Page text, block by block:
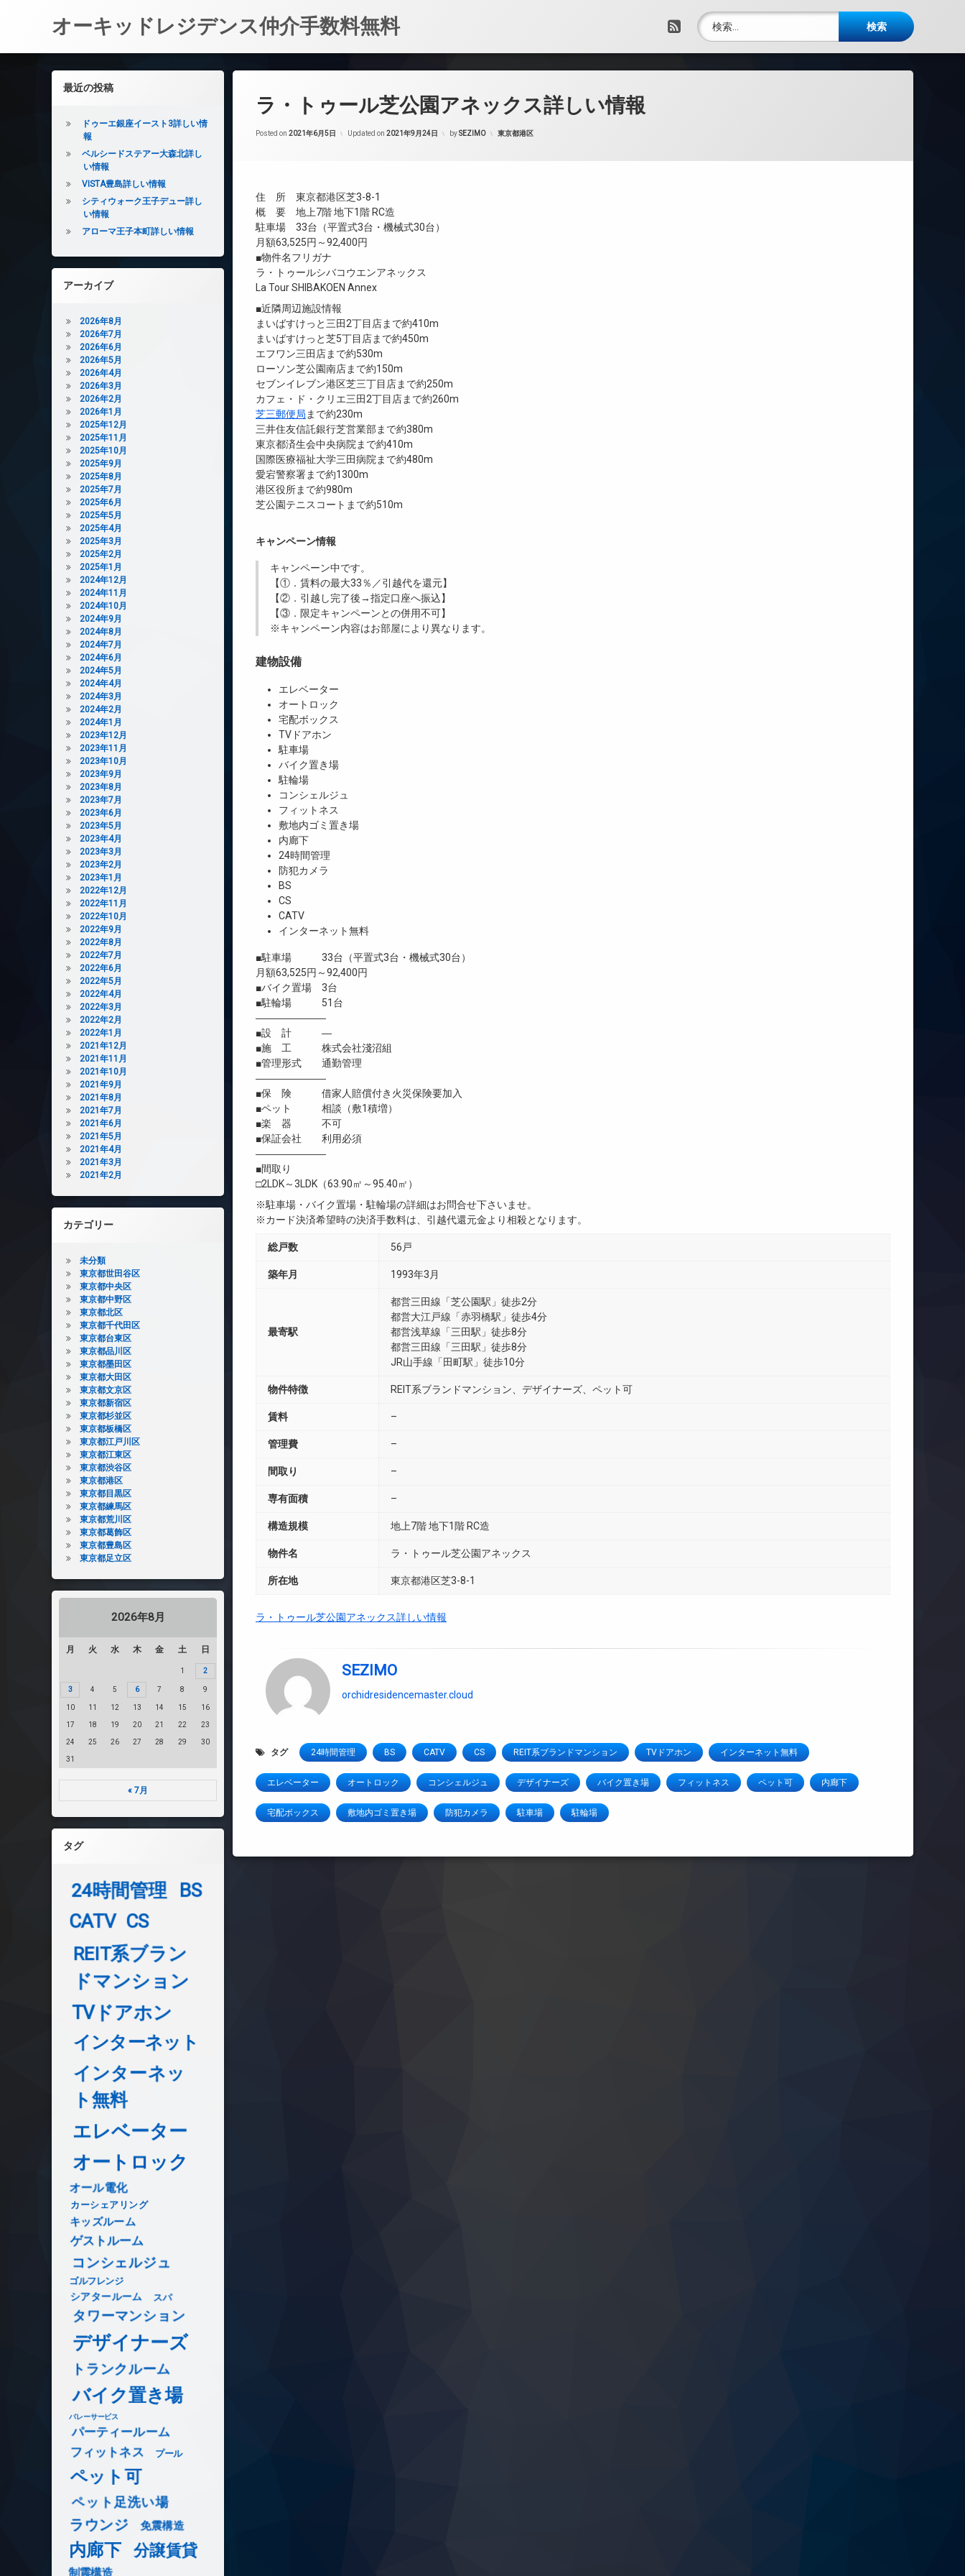
オーキッドレジデンス仲介手数料無料 RSS
検索:
ラ・トゥール芝公園アネックス詳しい情報
Posted on 2021年6月5日 Updated on 2021年9月24日 bySEZIMO カテゴリー:
東京都港区
住 所 東京都港区芝3-8-1
概 要 地上7階 地下1階 RC造
駐車場 33台（平置式3台・機械式30台）
月額63,525円～92,400円
■物件名フリガナ
ラ・トゥールシバコウエンアネックス
La Tour SHIBAKOEN Annex
■近隣周辺施設情報
まいばすけっと三田2丁目店まで約410m
まいばすけっと芝5丁目店まで約450m
エフワン三田店まで約530m
ローソン芝公園南店まで約150m
セブンイレブン港区芝三丁目店まで約250m
カフェ・ド・クリエ三田2丁目店まで約260m
芝三郵便局 まで約230m
三井住友信託銀行芝営業部まで約380m
東京都済生会中央病院まで約410m
国際医療福祉大学三田病院まで約480m
愛宕警察署まで約1300m
港区役所まで約980m
芝公園テニスコートまで約510m
キャンペーン情報
キャンペーン中です。
【①．賃料の最大33％／引越代を還元】
【②．引越し完了後→指定口座へ振込】
【③．限定キャンペーンとの併用不可】
※キャンペーン内容はお部屋により異なります。
建物設備
エレベーター
オートロック
宅配ボックス
TVドアホン
駐車場
バイク置き場
駐輪場
コンシェルジュ
フィットネス
敷地内ゴミ置き場
内廊下
24時間管理
防犯カメラ
BS
CS
CATV
インターネット無料
■駐車場 33台（平置式3台・機械式30台）
月額63,525円～92,400円
■バイク置場 3台
■駐輪場 51台
―――――――
■設 計 ―
■施 工 株式会社淺沼組
■管理形式 通勤管理
―――――――
■保 険 借家人賠償付き火災保険要加入
■ペット 相談（敷1積増）
■楽 器 不可
■保証会社 利用必須
―――――――
■間取り
□2LDK～3LDK（63.90㎡～95.40㎡）
※駐車場・バイク置場・駐輪場の詳細はお問合せ下さいませ。
※カード決済希望時の決済手数料は、引越代還元金より相殺となります。
総戸数 56戸
築年月 1993年3月
最寄駅
都営三田線「芝公園駅」徒歩2分
都営大江戸線「赤羽橋駅」徒歩4分
都営浅草線「三田駅」徒歩8分
都営三田線「三田駅」徒歩8分
JR山手線「田町駅」徒歩10分
物件特徴 REIT系ブランドマンション、デザイナーズ、ペット可
賃料 –
管理費 –
間取り –
専有面積 –
構造規模 地上7階 地下1階 RC造
物件名 ラ・トゥール芝公園アネックス
所在地 東京都港区芝3-8-1
ラ・トゥール芝公園アネックス詳しい情報
SEZIMO
orchidresidencemaster.cloud
タグ 24時間管理 BS CATV CS REIT系ブランドマンション TVドアホン インターネット無料
エレベーター オートロック コンシェルジュ デザイナーズ バイク置き場 フィットネス ペット可 内廊下
宅配ボックス 敷地内ゴミ置き場 防犯カメラ 駐車場 駐輪場
左サイドバー
最近の投稿
ドゥーエ銀座イースト3詳しい情
報
ベルシードステアー大森北詳し
い情報
VISTA豊島詳しい情報
シティウォーク王子デュー詳し
い情報
アローマ王子本町詳しい情報
アーカイブ
2026年8月
2026年7月
2026年6月
2026年5月
2026年4月
2026年3月
2026年2月
2026年1月
2025年12月
2025年11月
2025年10月
2025年9月
2025年8月
2025年7月
2025年6月
2025年5月
2025年4月
2025年3月
2025年2月
2025年1月
2024年12月
2024年11月
2024年10月
2024年9月
2024年8月
2024年7月
2024年6月
2024年5月
2024年4月
2024年3月
2024年2月
2024年1月
2023年12月
2023年11月
2023年10月
2023年9月
2023年8月
2023年7月
2023年6月
2023年5月
2023年4月
2023年3月
2023年2月
2023年1月
2022年12月
2022年11月
2022年10月
2022年9月
2022年8月
2022年7月
2022年6月
2022年5月
2022年4月
2022年3月
2022年2月
2022年1月
2021年12月
2021年11月
2021年10月
2021年9月
2021年8月
2021年7月
2021年6月
2021年5月
2021年4月
2021年3月
2021年2月
カテゴリー
未分類
東京都世田谷区
東京都中央区
東京都中野区
東京都北区
東京都千代田区
東京都台東区
東京都品川区
東京都墨田区
東京都大田区
東京都文京区
東京都新宿区
東京都杉並区
東京都板橋区
東京都江戸川区
東京都江東区
東京都渋谷区
東京都港区
東京都目黒区
東京都練馬区
東京都荒川区
東京都葛飾区
東京都豊島区
東京都足立区
2026年8月
月 火 水 木 金 土 日
1 2
3 4 5 6 7 8 9
10 11 12 13 14 15 16
17 18 19 20 21 22 23
24 25 26 27 28 29 30
31
« 7月
タグ
24時間管理
BS
CATV CS
REIT系ブラン
ドマンション
TVドアホン
インターネット
インターネッ
ト無料
エレベーター
オートロック
オール電化
カーシェアリング
キッズルーム
ゲストルーム
コンシェルジュ
ゴルフレンジ
シアタールーム スパ
タワーマンション
デザイナーズ
トランクルーム
バイク置き場
バレーサービス
パーティールーム
フィットネス プール
ペット可
ペット足洗い場
ラウンジ 免震構造
内廊下 分譲賃貸
制震構造